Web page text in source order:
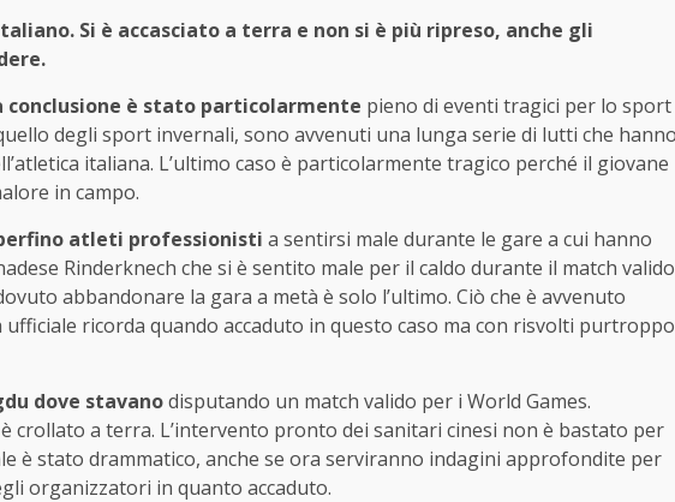
Si è accasciato a terra e non si è più ripreso, anche gli
conclusione è stato particolarmente pieno di eventi tragici per lo sport
degli sport invernali, sono avvenuti una lunga serie di lutti che
italiana. L’ultimo caso è particolarmente tragico perché il giovane
in campo.
atleti professionisti a sentirsi male durante le gare a cui hanno
Rinderknech che si è sentito male per il caldo durante il match valido
abbandonare la gara a metà è solo l’ultimo. Ciò che è avvenuto
ricorda quando accaduto in questo caso ma con risvolti purtroppo
dove stavanodisputando un match valido per i World Games.
crollato a terra. L’intervento pronto dei sanitari cinesi non è bastato per
è stato drammatico, anche se ora serviranno indagini approfondite per
organizzatori in quanto accaduto.